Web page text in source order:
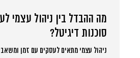
מה ההבדל בין ניהול עצמי
סוכנות דיגיטל?
ניהול עצמי מתאים לעסקים עם זמן